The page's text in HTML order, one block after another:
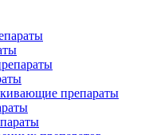
препараты